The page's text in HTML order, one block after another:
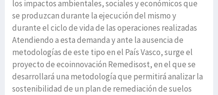
los impactos ambientales, sociales y económicos que
se produzcan durante la ejecución del mismo y
durante el ciclo de vida de las operaciones realizadas
Atendiendo a esta demanda y ante la ausencia de
metodologías de este tipo en el País Vasco, surge el
proyecto de ecoinnovación Remedisost, en el que se
desarrollará una metodología que permitirá analizar la
sostenibilidad de un plan de remediación de suelos